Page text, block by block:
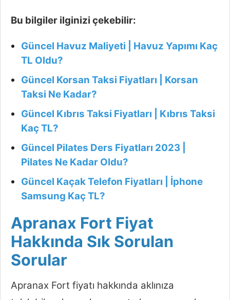
Bu bilgiler ilginizi çekebilir:
Güncel Havuz Maliyeti | Havuz Yapımı Kaç
TL Oldu?
Güncel Korsan Taksi Fiyatları | Korsan
Taksi Ne Kadar?
Güncel Kıbrıs Taksi Fiyatları | Kıbrıs Taksi
Kaç TL?
Güncel Pilates Ders Fiyatları 2023 |
Pilates Ne Kadar Oldu?
Güncel Kaçak Telefon Fiyatları | İphone
Samsung Kaç TL?
Apranax Fort Fiyat
Hakkında Sık Sorulan
Sorular
Apranax Fort fiyatı hakkında aklınıza